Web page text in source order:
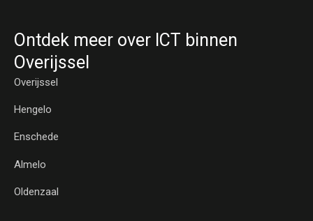
Ontdek meer over ICT binnen
Overijssel
Overijssel
Hengelo
Enschede
Almelo
Oldenzaal